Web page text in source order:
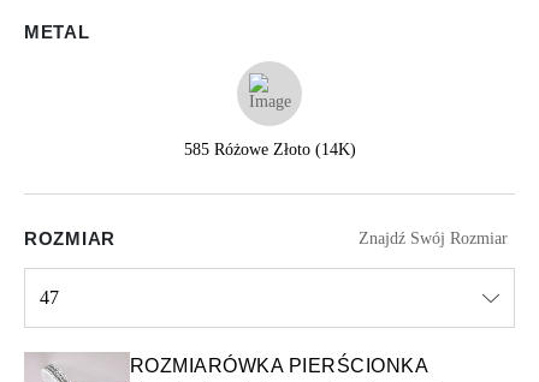
METAL
585 Różowe Złoto (14K)
ROZMIAR Znajdź Swój Rozmiar
47
ROZMIARÓWKA PIERŚCIONKA